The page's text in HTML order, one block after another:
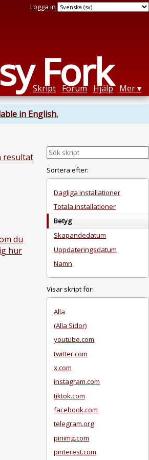
Fork
Logga in
Skript Forum Hjälp Mer
in English.
resultat
du
hur
Sortera efter:
Dagliga installationer
Totala installationer
Betyg
Skapandedatum
Uppdateringsdatum
Namn
Visar skript för:
Alla
(Alla Sidor)
youtube.com
twitter.com
x.com
instagram.com
tiktok.com
facebook.com
telegram.org
pinimg.com
pinterest.com